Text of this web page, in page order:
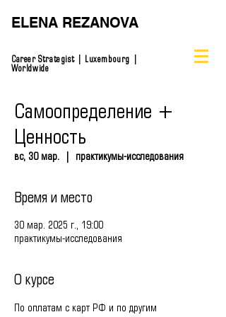
ELENA REZANOVA
Career Strategist | Luxembourg |
Worldwide
Самоопределение +
Ценность
вс, 30 мар. практикумы-исследования
Время и место
30 мар. 2025 г., 19:00
практикумы-исследования
О курсе
По оплатам с карт РФ и по другим